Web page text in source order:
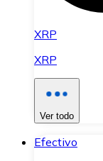
XRP
XRP
Ver todo
Efectivo